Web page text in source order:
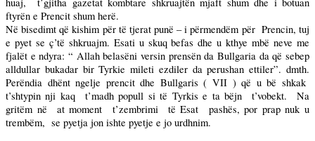
ftyrën e Prencit shum herë.
Në bisedimt që kishim për të tjerat punë – i përmendëm për Prencin, tuj
e pyet se ç’të shkruajm. Esati u skuq befas dhe u kthye mbë neve me
fjalët e ndyra: “ Allah belasëni versin prensën da Bullgaria da që sebep
alldullar bukadar bir Tyrkie mileti ezdiler da perushan ettiler”. dmth.
Perëndia dhënt ngelje prencit dhe Bullgaris ( VII ) që u bë shkak
t’shtypin nji kaq
t’madh popull si të Tyrkis e ta bëjn t’vobekt.
Na
gritëm në
at moment t’zembrimi të Esat
pashës, por prap nuk u
trembëm, se pyetja jon ishte pyetje e jo urdhnim.